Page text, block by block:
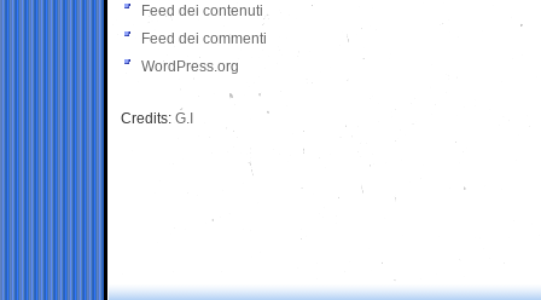
Feed dei contenuti
Feed dei commenti
WordPress.org
Credits: G.I